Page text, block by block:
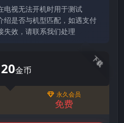
电视无法开机时用于测试
绍是否与机型匹配，如遇支付
失效，请联系我们处理
下载
20金币
永久会员
免费